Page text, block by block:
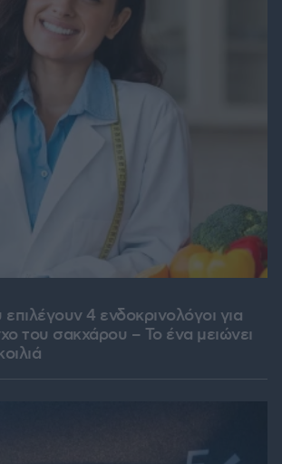
4 ενδοκρινολόγοι για
του σακχάρου – Το ένα μειώνει